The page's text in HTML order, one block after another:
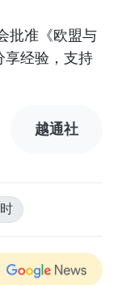
批准《欧盟与
享经验，支持
越通社